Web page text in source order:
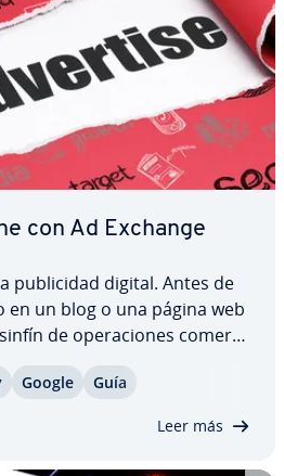
con Ad Exchange
pu­bli­ci­dad digital. Antes de
en un blog o una página web
de ope­ra­cio­nes co­me­r­
que co­n­s­ti­tu­yen la
en la que se decide
Google Guía
Leer más